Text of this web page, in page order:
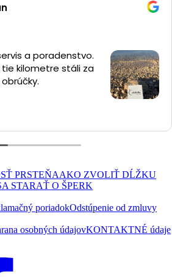
za
Kvalitná
odporúčam
PRSTEŇAAKO ZVOLIŤ DĹŽKU
STARAŤ O ŠPERK
poriadokOdstúpenie od zmluvy
osobných údajovKONTAKTNÉ údaje